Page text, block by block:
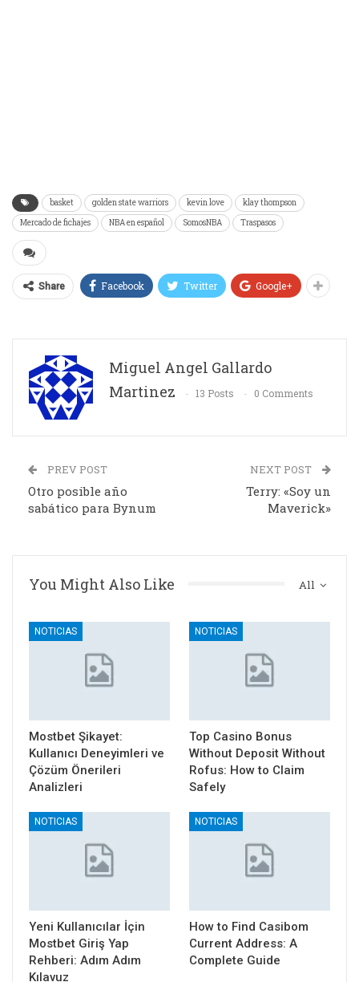
basket golden state warriors kevin love
klay thompson
Mercado de fichajes
NBA en español SomosNBA Traspasos
Share Facebook Twitter Google+
Miguel Angel Gallardo
Martinez
13 Posts 0 Comments
PREV POST
Otro posible año
sabático para Bynum
NEXT POST
Terry: «Soy un
Maverick»
All
You Might Also Like
NOTICIAS
Mostbet Şikayet:
Kullanıcı Deneyimleri ve
Çözüm Önerileri
Analizleri
NOTICIAS
Top Casino Bonus
Without Deposit Without
Rofus: How to Claim
Safely
NOTICIAS
Yeni Kullanıcılar İçin
Mostbet Giriş Yap
Rehberi: Adım Adım
Kılavuz
NOTICIAS
How to Find Casibom
Current Address: A
Complete Guide